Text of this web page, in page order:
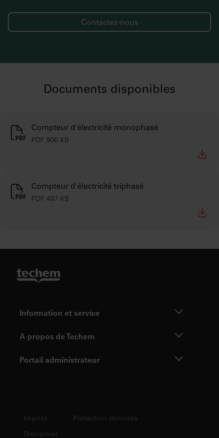
Contactez-nous
Documents disponibles
Compteur d'électricité monophasé
PDF 906 KB
Compteur d'électricité triphasé
PDF 497 KB
Information et service
A propos de Techem
Portail administrateur
Imprint
Protection données
Disclaimer